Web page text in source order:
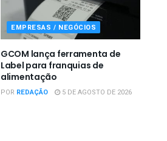
EMPRESAS / NEGÓCIOS
GCOM lança ferramenta de
Label para franquias de
alimentação
POR REDAÇÃO 5 DE AGOSTO DE 2026